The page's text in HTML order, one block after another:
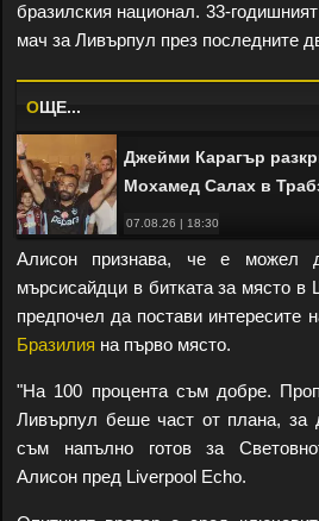
бразилския национал. 33-
мач за Ливърпул през последните
OЩЕ...
07.08.26 | 18:30
Джейми Карагър
Мохамед Салах в
Алисон признава, че е можел
мърсисайдци в битката за място в
предпочел да постави интересите
Бразилия на първо място.
"На 100 процента съм добре.
Ливърпул беше част от плана, за
съм напълно готов за
Алисон пред Liverpool Echo.